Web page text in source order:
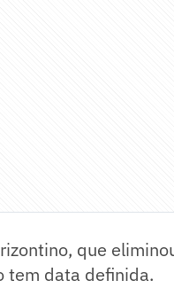
que
tem data definida.